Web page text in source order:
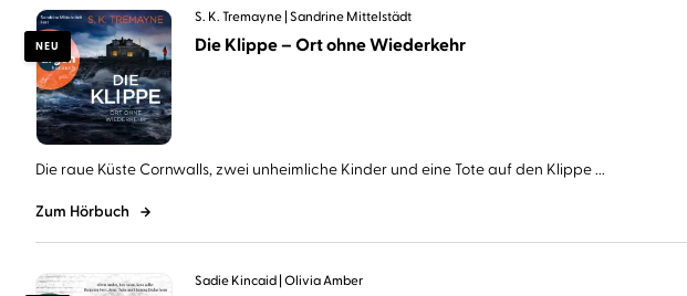
NEU
S. K. Tremayne Sandrine Mittelstädt
Die Klippe – Ort ohne Wiederkehr
Die raue Küste Cornwalls, zwei unheimliche Kinder und eine Tote auf den Klippe ...
Zum Hörbuch
Sadie Kincaid Olivia Amber